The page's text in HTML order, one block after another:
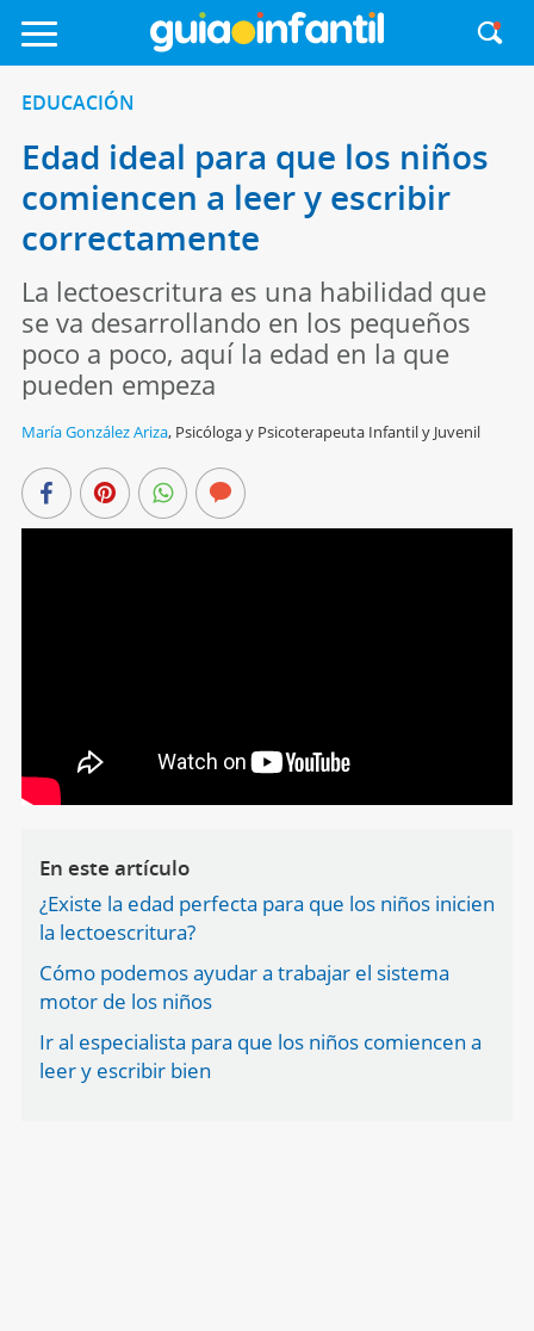
EDUCACIÓN
Edad ideal para que los niños
comiencen a leer y escribir
correctamente
La lectoescritura es una habilidad que
se va desarrollando en los pequeños
poco a poco, aquí la edad en la que
pueden empeza
María González Ariza, Psicóloga y Psicoterapeuta Infantil y Juvenil
En este artículo
¿Existe la edad perfecta para que los niños inicien
la lectoescritura?
Cómo podemos ayudar a trabajar el sistema
motor de los niños
Ir al especialista para que los niños comiencen a
leer y escribir bien